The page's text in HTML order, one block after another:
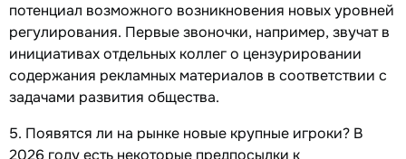
потенциал возможного возникновения новых уровней
регулирования. Первые звоночки, например, звучат в
инициативах отдельных коллег о цензурировании
содержания рекламных материалов в соответствии с
задачами развития общества.
5. Появятся ли на рынке новые крупные игроки? В